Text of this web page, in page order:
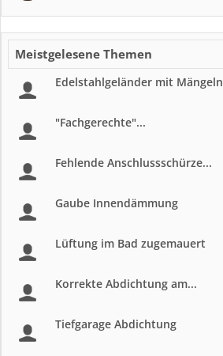
Meistgelesene Themen
Edelstahlgeländer mit Mängeln
"Fachgerechte"...
Fehlende Anschlussschürze...
Gaube Innendämmung
Lüftung im Bad zugemauert
Korrekte Abdichtung am...
Tiefgarage Abdichtung